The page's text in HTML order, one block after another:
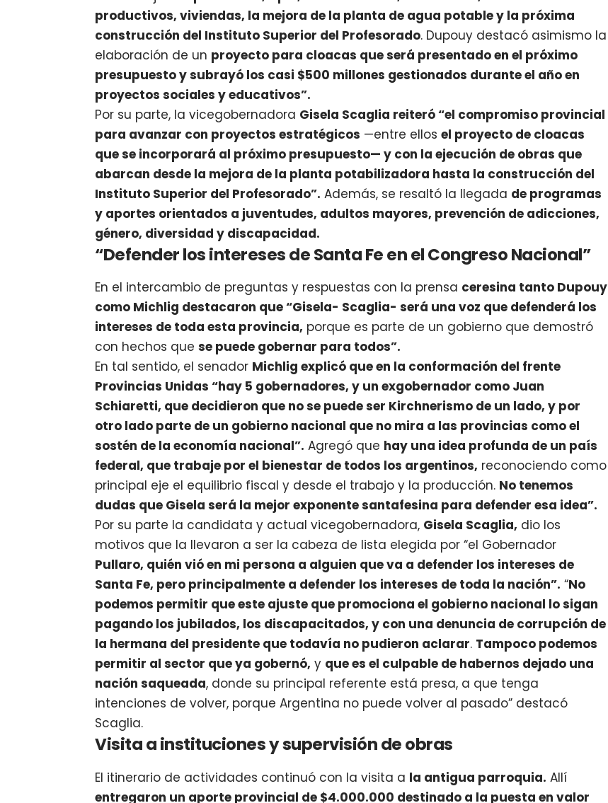
productivos, viviendas, la mejora de la planta de agua potable y la próxima
construcción del Instituto Superior del Profesorado. Dupouy destacó asimismo la
elaboración de un proyecto para cloacas que será presentado en el próximo
presupuesto y subrayó los casi $500 millones gestionados durante el año en
proyectos sociales y educativos”.
Por su parte, la vicegobernadora Gisela Scaglia reiteró “el compromiso provincial
para avanzar con proyectos estratégicos —entre ellosel proyecto de cloacas
que se incorporará al próximo presupuesto— y con la ejecución de obras que
abarcan desde la mejora de la planta potabilizadora hasta la construcción del
Instituto Superior del Profesorado”. Además, se resaltó la llegada de programas
y aportes orientados a juventudes, adultos mayores, prevención de adicciones,
género, diversidad y discapacidad.
“Defender los intereses de Santa Fe en el Congreso Nacional”
En el intercambio de preguntas y respuestas con la prensa ceresina tanto Dupouy
como Michlig destacaron que “Gisela- Scaglia- será una voz que defenderá los
intereses de toda esta provincia, porque es parte de un gobierno que demostró
con hechos quese puede gobernar para todos”.
En tal sentido, el senador Michlig explicó que en la conformación del frente
Provincias Unidas “hay 5 gobernadores, y un exgobernador como Juan
Schiaretti, que decidieron que no se puede ser Kirchnerismo de un lado, y por
otro lado parte de un gobierno nacional que no mira a las provincias como el
sostén de la economía nacional”. Agregó que hay una idea profunda de un país
federal, que trabaje por el bienestar de todos los argentinos, reconociendo como
principal eje el equilibrio fiscal y desde el trabajo y la producción. No tenemos
dudas que Gisela será la mejor exponente santafesina para defender esa idea”.
Por su parte la candidata y actual vicegobernadora, Gisela Scaglia, dio los
motivos que la llevaron a ser la cabeza de lista elegida por “el Gobernador
Pullaro, quién vió en mi persona a alguien que va a defender los intereses de
Santa Fe, pero principalmente a defender los intereses de toda la nación”. “No
podemos permitir que este ajuste que promociona el gobierno nacional lo sigan
pagando los jubilados, los discapacitados, y con una denuncia de corrupción de
la hermana del presidente que todavía no pudieron aclarar. Tampoco podemos
permitir al sector que ya gobernó, y que es el culpable de habernos dejado una
nación saqueada, donde su principal referente está presa, a que tenga
intenciones de volver, porque Argentina no puede volver al pasado” destacó
Scaglia.
Visita a instituciones y supervisión de obras
El itinerario de actividades continuó con la visita a la antigua parroquia. Allí
entregaron un aporte provincial de $4.000.000 destinado a la puesta en valor